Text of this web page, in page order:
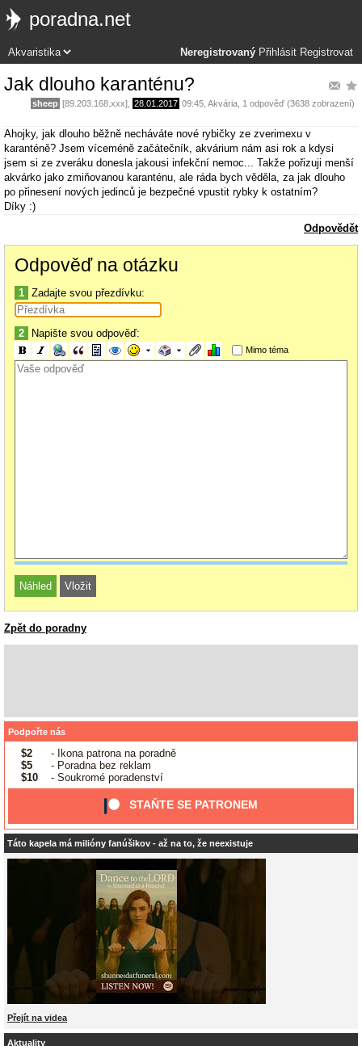
poradna.net
Neregistrovaný Přihlásit Registrovat
Jak dlouho karanténu?
sheep [89.203.168.xxx], 28.01.2017 09:45 Akvária , 1 odpověď (3638 zobrazení)
Ahojky, jak dlouho běžně necháváte nové rybičky ze zverimexu v
karanténě? Jsem víceméně začátečník, akvárium nám asi rok a kdysi
jsem si ze zveráku donesla jakousi infekční nemoc... Takže pořizuji menší
akvárko jako zmiňovanou karanténu, ale ráda bych věděla, za jak dlouho
po přinesení nových jedinců je bezpečné vpustit rybky k ostatním?
Díky :)
Odpovědět
Odpověď na otázku
1 Zadajte svou přezdívku:
2 Napište svou odpověď:
Mimo téma
Zpět do poradny
Podpořte nás
$2
- Ikona patrona na poradně
$5
- Poradna bez reklam
$10
- Soukromé poradenství
STAŇTE SE PATRONEM
Táto kapela má milióny fanúšikov - až na to, že neexistuje
Přejít na videa
Aktuality